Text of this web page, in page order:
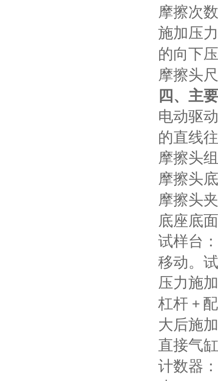
摩擦次
施加压
的向下
摩擦头
四、主
电动驱
的直线
摩擦头
摩擦头
摩擦头
底座底
试样台：
移动。
压力施
杠杆 +
大后施
直接气缸
计数器：